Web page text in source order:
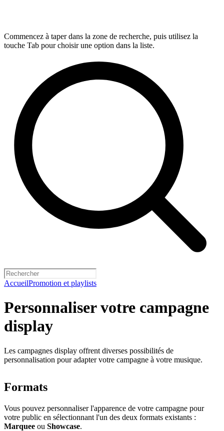
Commencez à taper dans la zone de recherche, puis utilisez la
touche Tab pour choisir une option dans la liste.
AccueilPromotion et playlists
Personnaliser votre campagne
display
Les campagnes display offrent diverses possibilités de
personnalisation pour adapter votre campagne à votre musique.
Formats
Vous pouvez personnaliser l'apparence de votre campagne pour
votre public en sélectionnant l'un des deux formats existants :
Marquee ou Showcase.